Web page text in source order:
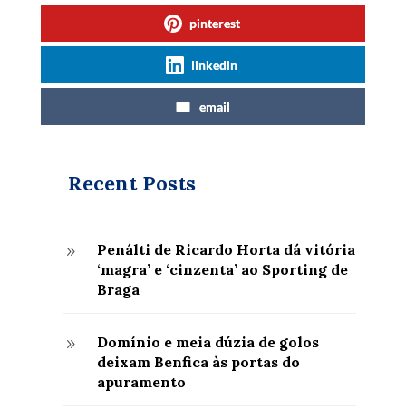
pinterest
linkedin
email
Recent Posts
9
Penálti de Ricardo Horta dá vitória
‘magra’ e ‘cinzenta’ ao Sporting de
Braga
9
Domínio e meia dúzia de golos
deixam Benfica às portas do
apuramento